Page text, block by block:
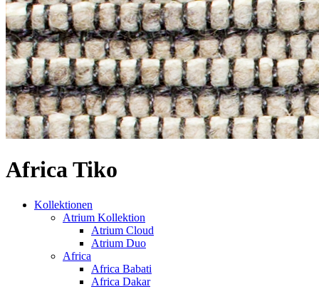
Africa Tiko
Kollektionen
Atrium Kollektion
Atrium Cloud
Atrium Duo
Africa
Africa Babati
Africa Dakar